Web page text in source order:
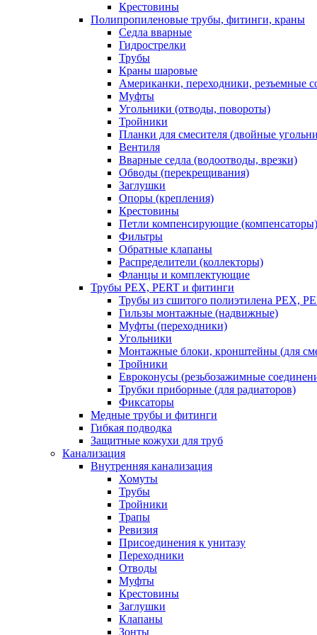
Крестовины
Полипропиленовые трубы, фитинги, краны
Седла вварные
Гидрострелки
Трубы
Краны шаровые
Американки, переходники, резъемные
Муфты
Угольники (отводы, повороты)
Тройники
Планки для смесителя (двойные
Вентиля
Вварные седла (водоотводы, врезки)
Обводы (перекрещивания)
Заглушки
Опоры (крепления)
Крестовины
Петли компенсирующие (компенсаторы)
Фильтры
Обратные клапаны
Распределители (коллекторы)
Фланцы и комплектующие
Трубы PEX, PERT и фитинги
Трубы из сшитого полиэтилена PEX,
Гильзы монтажные (надвижные)
Муфты (переходники)
Угольники
Монтажные блоки, кронштейны (для
Тройники
Евроконусы (резьбозажимные
Трубки приборные (для радиаторов)
Фиксаторы
Медные трубы и фитинги
Гибкая подводка
Защитные кожухи для труб
Канализация
Внутренняя канализация
Хомуты
Трубы
Тройники
Трапы
Ревизия
Присоединения к унитазу
Переходники
Отводы
Муфты
Крестовины
Заглушки
Клапаны
Зонты